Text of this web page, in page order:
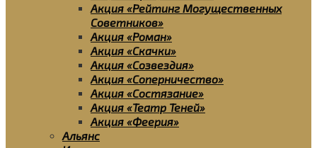
Акция «Рейтинг Могущественных
Советников»
Акция «Роман»
Акция «Скачки»
Акция «Созвездия»
Акция «Соперничество»
Акция «Состязание»
Акция «Театр Теней»
Акция «Феерия»
Альянс